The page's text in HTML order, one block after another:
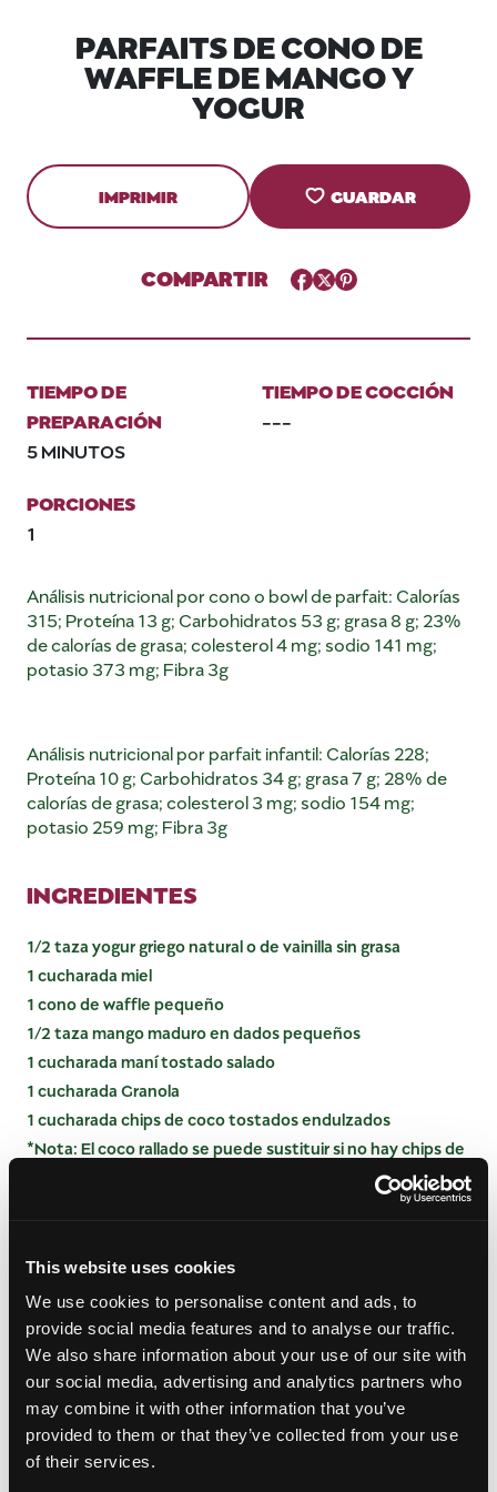
This website uses cookies
We use cookies to personalise content and ads, to
provide social media features and to analyse our traffic.
We also share information about your use of our site with
our social media, advertising and analytics partners who
may combine it with other information that you’ve
provided to them or that they’ve collected from your use
of their services.
PARFAITS DE CONO DE
WAFFLE DE MANGO Y
YOGUR
IMPRIMIR GUARDAR
COMPARTIR Facebook
TwitterPinterest
TIEMPO DE
PREPARACIÓN
5 MINUTOS
TIEMPO DE COCCIÓN
---
PORCIONES
1
Análisis nutricional por cono o bowl de parfait: Calorías
315; Proteína 13 g; Carbohidratos 53 g; grasa 8 g; 23%
de calorías de grasa; colesterol 4 mg; sodio 141 mg;
potasio 373 mg; Fibra 3g
Análisis nutricional por parfait infantil: Calorías 228;
Proteína 10 g; Carbohidratos 34 g; grasa 7 g; 28% de
calorías de grasa; colesterol 3 mg; sodio 154 mg;
potasio 259 mg; Fibra 3g
INGREDIENTES
1/2 taza yogur griego natural o de vainilla sin grasa
1 cucharada miel
1 cono de waffle pequeño
1/2 taza mango maduro en dados pequeños
1 cucharada maní tostado salado
1 cucharada Granola
1 cucharada chips de coco tostados endulzados
*Nota: El coco rallado se puede sustituir si no hay chips de
En un tazón, combine el yogur y la miel.
Coloca una cucharada de mango en la base del
cono de waffle y luego cúbrelo con 1/4 taza de la
mezcla de yogur. Cubra el yogur con la mitad del
mango restante, la mitad de los cacahuates, la
mitad de la granola y la mitad de las chispas de
coco. Repita las capas con los ingredientes
restantes y sirva.